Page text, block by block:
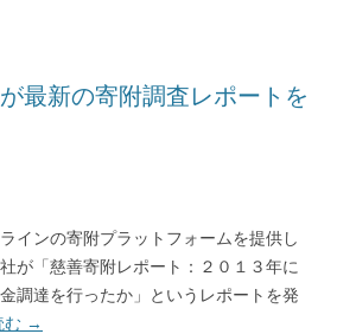
最新の寄附調査レポートを
インの寄附プラットフォームを提供し
が「慈善寄附レポート：２０１３年に
調達を行ったか」というレポートを発
む →